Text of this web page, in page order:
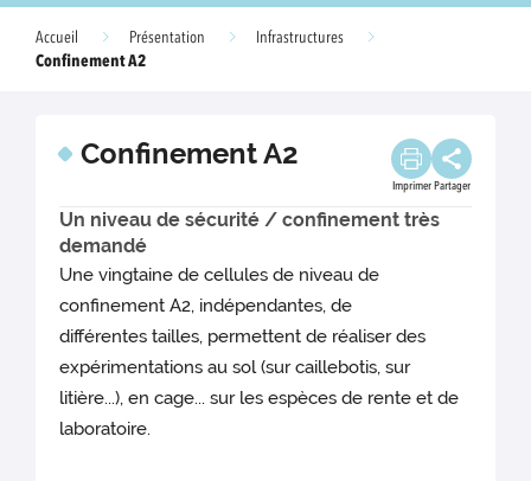
Accueil Présentation
Infrastructures
Confinement A2
Confinement A2
Imprimer Partager
Un niveau de sécurité / confinement très
demandé
Une vingtaine de cellules de niveau de
confinement A2, indépendantes, de
différentes tailles, permettent de réaliser des
expérimentations au sol (sur caillebotis, sur
litière...), en cage... sur les espèces de rente et de
laboratoire.